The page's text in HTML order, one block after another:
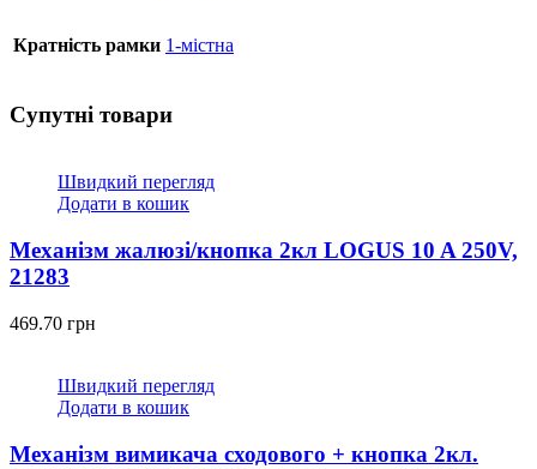
Кратність рамки 1-містна
Супутні товари
Швидкий перегляд
Додати в кошик
Механізм жалюзі/кнопка 2кл LOGUS 10 A 250V,
21283
469.70 грн
Швидкий перегляд
Додати в кошик
Механізм вимикача сходового + кнопка 2кл.